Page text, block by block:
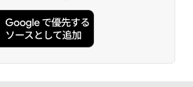
正品】Xbox ワイヤレス コントロー